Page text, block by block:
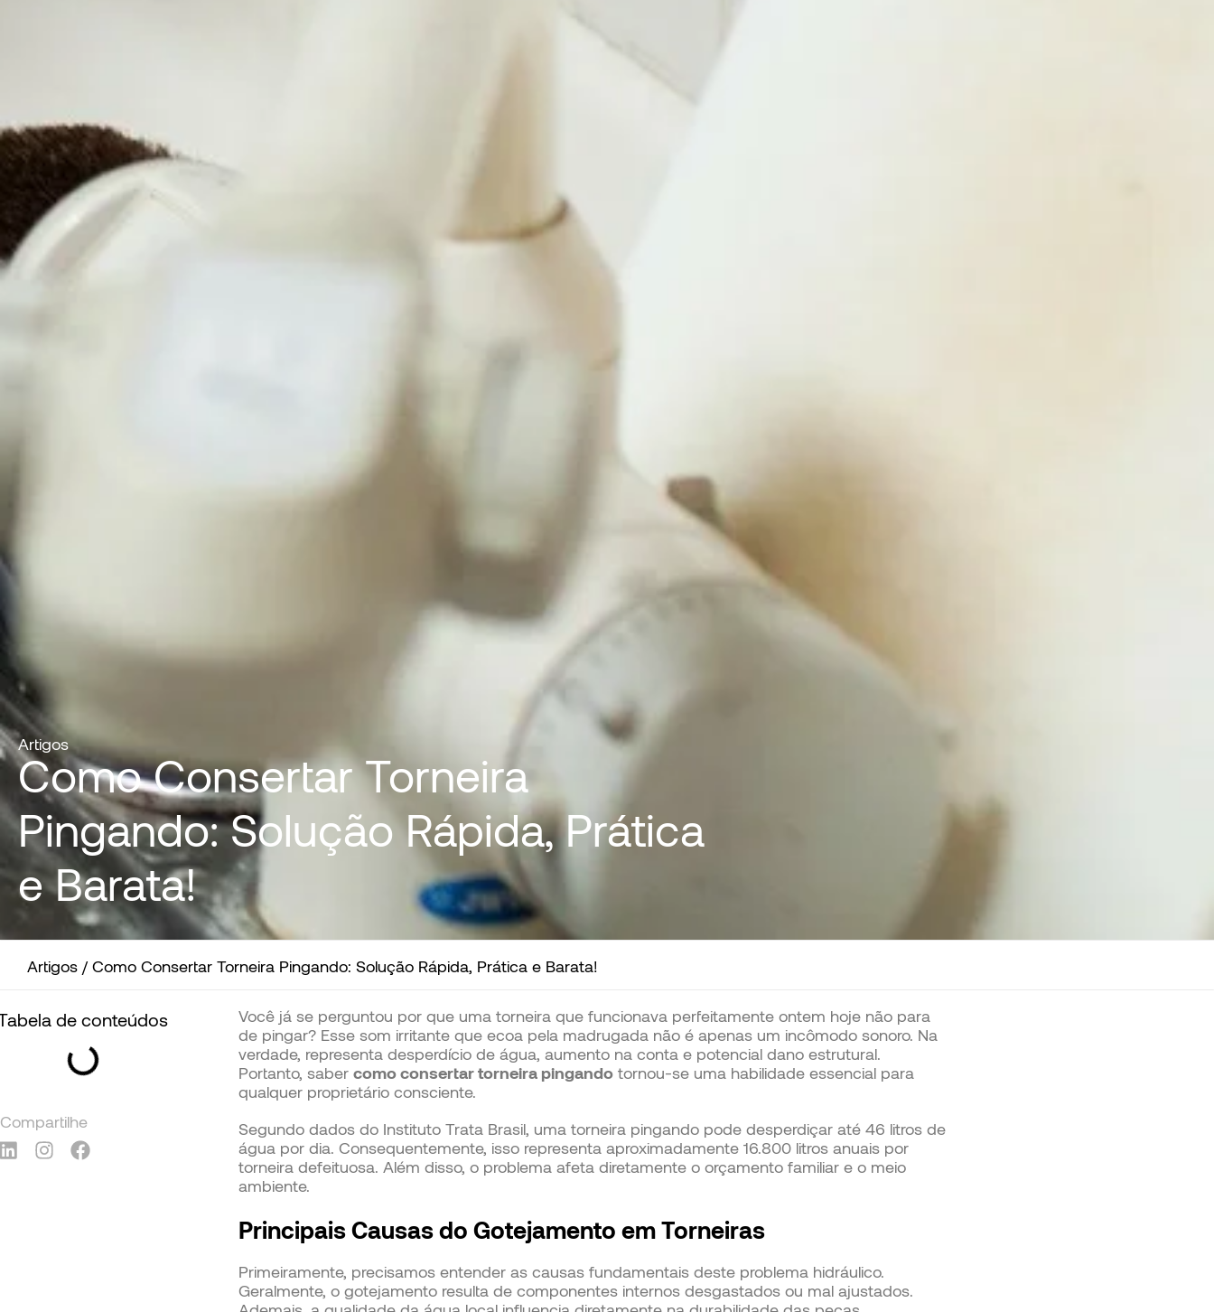
Artigos
Como Consertar Torneira
Pingando: Solução Rápida, Prática
e Barata!
Artigos / Como Consertar Torneira Pingando: Solução Rápida, Prática e Barata!
de conteúdos
Compartilhe
Você já se perguntou por que uma torneira que funcionava perfeitamente ontem hoje não para
de pingar? Esse som irritante que ecoa pela madrugada não é apenas um incômodo sonoro. Na
verdade, representa desperdício de água, aumento na conta e potencial dano estrutural.
Portanto, saber como consertar torneira pingandotornou-se uma habilidade essencial para
qualquer proprietário consciente.
Segundo dados do Instituto Trata Brasil, uma torneira pingando pode desperdiçar até 46 litros de
água por dia. Consequentemente, isso representa aproximadamente 16.800 litros anuais por
torneira defeituosa. Além disso, o problema afeta diretamente o orçamento familiar e o meio
ambiente.
Principais Causas do Gotejamento em Torneiras
Primeiramente, precisamos entender as causas fundamentais deste problema hidráulico.
Geralmente, o gotejamento resulta de componentes internos desgastados ou mal ajustados.